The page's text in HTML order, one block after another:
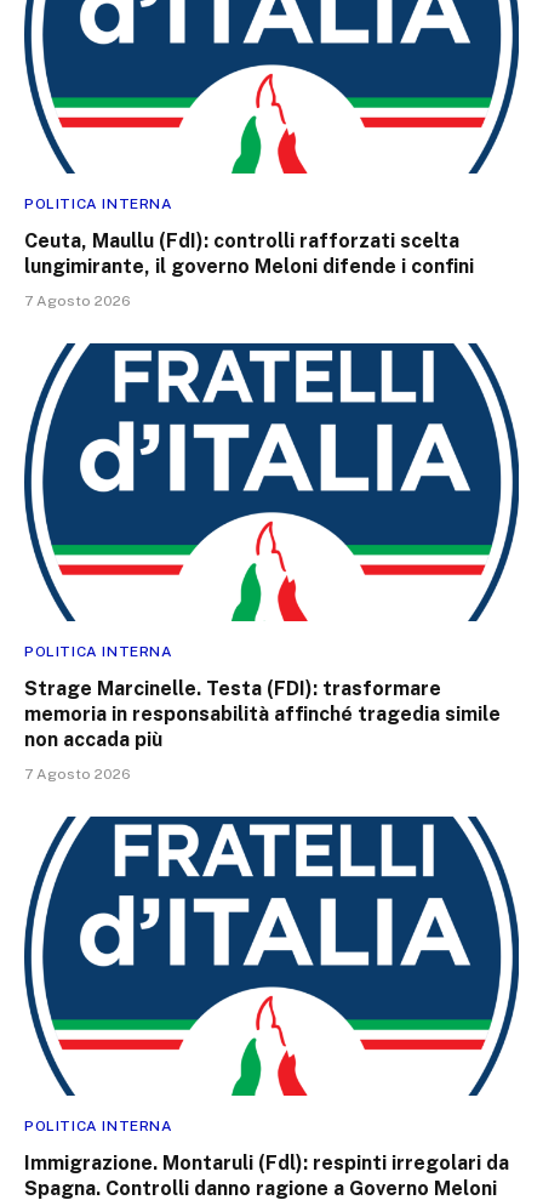
POLITICA INTERNA
Ceuta, Maullu (FdI): controlli rafforzati scelta
lungimirante, il governo Meloni difende i confini
7 Agosto 2026
POLITICA INTERNA
Strage Marcinelle. Testa (FDI): trasformare
memoria in responsabilità affinché tragedia simile
non accada più
7 Agosto 2026
POLITICA INTERNA
Immigrazione. Montaruli (Fdl): respinti irregolari da
Spagna. Controlli danno ragione a Governo Meloni